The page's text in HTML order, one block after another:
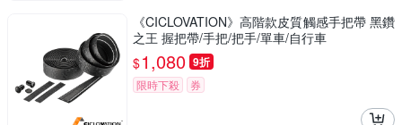
《CICLOVATION》高階款皮質觸感手把帶 黑鑽
之王 握把帶/手把/把手/單車/自行車
$1,080 9折
限時下殺 券